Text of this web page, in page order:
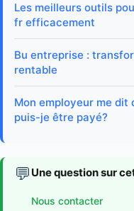
Les meilleurs outils
fr efficacement
Bu entreprise :
rentable
Mon employeur me dit
puis-je être payé?
💬 Une question sur
Nous contacter